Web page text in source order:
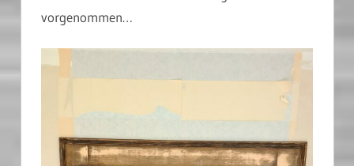
vorgenommen…